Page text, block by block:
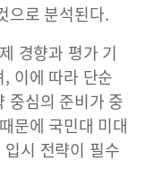
으로 분석된다.
경향과 평가 기
이에 따라 단순
중심의 준비가 중
문에 국민대 미대
시 전략이 필수